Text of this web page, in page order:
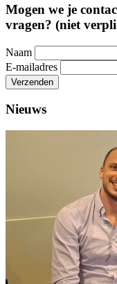
Mogen we je
vragen? (niet
Naam
E-mailadres
Verzenden
Nieuws